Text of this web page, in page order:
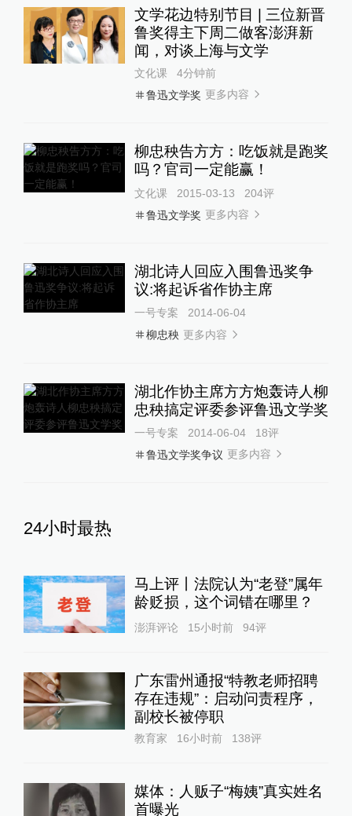
文学花边特别节目 | 三位新晋
鲁奖得主下周二做客澎湃新
闻，对谈上海与文学
文化课
4分钟前
鲁迅文学奖 更多内容
柳忠秧告方方：吃饭就是跑奖
吗？官司一定能赢！
文化课 2015-03-13 204评
鲁迅文学奖 更多内容
湖北诗人回应入围鲁迅奖争
议:将起诉省作协主席
一号专案
2014-06-04
柳忠秧 更多内容
湖北作协主席方方炮轰诗人柳
忠秧搞定评委参评鲁迅文学奖
一号专案 2014-06-04 18评
鲁迅文学奖争议 更多内容
24小时最热
马上评丨法院认为“老登”属年
龄贬损，这个词错在哪里？
澎湃评论 15小时前 94评
广东雷州通报“特教老师招聘
存在违规”：启动问责程序，
副校长被停职
教育家 16小时前 138评
媒体：人贩子“梅姨”真实姓名
首曝光